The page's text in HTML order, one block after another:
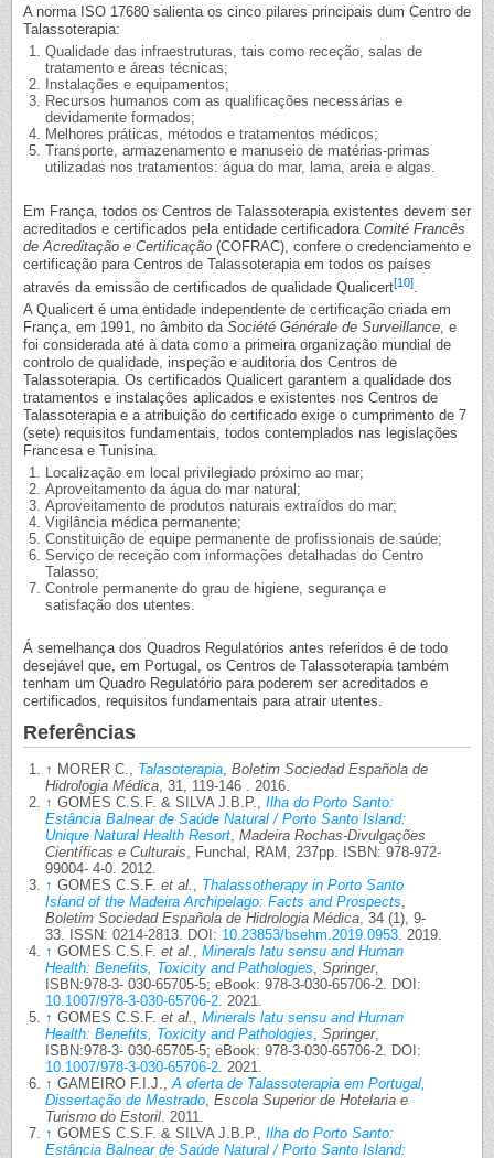
A norma ISO 17680 salienta os cinco pilares principais dum Centro de
Talassoterapia:
Qualidade das infraestruturas, tais como receção, salas de
tratamento e áreas técnicas;
Instalações e equipamentos;
Recursos humanos com as qualificações necessárias e
devidamente formados;
Melhores práticas, métodos e tratamentos médicos;
Transporte, armazenamento e manuseio de matérias-primas
utilizadas nos tratamentos: água do mar, lama, areia e algas.
Em França, todos os Centros de Talassoterapia existentes devem ser
acreditados e certificados pela entidade certificadora Comité Francês
de Acreditação e Certificação (COFRAC), confere o credenciamento e
certificação para Centros de Talassoterapia em todos os países
através da emissão de certificados de qualidade Qualicert[10]
A Qualicert é uma entidade independente de certificação criada em
França, em 1991, no âmbito da Société Générale de Surveillance , e
foi considerada até à data como a primeira organização mundial de
controlo de qualidade, inspeção e auditoria dos Centros de
Talassoterapia. Os certificados Qualicert garantem a qualidade dos
tratamentos e instalações aplicados e existentes nos Centros de
Talassoterapia e a atribuição do certificado exige o cumprimento de 7
(sete) requisitos fundamentais, todos contemplados nas legislações
Francesa e Tunisina.
Localização em local privilegiado próximo ao mar;
Aproveitamento da água do mar natural;
Aproveitamento de produtos naturais extraídos do mar;
Vigilância médica permanente;
Constituição de equipe permanente de profissionais de saúde;
Serviço de receção com informações detalhadas do Centro
Talasso;
Controle permanente do grau de higiene, segurança e
satisfação dos utentes.
Á semelhança dos Quadros Regulatórios antes referidos é de todo
desejável que, em Portugal, os Centros de Talassoterapia também
tenham um Quadro Regulatório para poderem ser acreditados e
certificados, requisitos fundamentais para atrair utentes.
Referências
↑ MORER C., Talasoterapia, Boletim Sociedad Española de
Hidrologia Médica, 31, 119-146 . 2016.
↑ GOMES C.S.F. & SILVA J.B.P., Ilha do Porto Santo:
Estância Balnear de Saúde Natural / Porto Santo Island:
Unique Natural Health Resort, Madeira Rochas-Divulgações
Científicas e Culturais, Funchal, RAM, 237pp. ISBN: 978-972-
99004- 4-0. 2012.
↑ GOMES C.S.F. et al. , Thalassotherapy in Porto Santo
Island of the Madeira Archipelago: Facts and Prospects,
Boletim Sociedad Española de Hidrologia Médica, 34 (1), 9-
33. ISSN: 0214-2813. DOI: 10.23853/bsehm.2019.0953. 2019.
↑ GOMES C.S.F. et al. , Minerals latu sensu and Human
Health: Benefits, Toxicity and Pathologies, Springer,
ISBN:978-3- 030-65705-5; eBook: 978-3-030-65706-2. DOI:
10.1007/978-3-030-65706-2. 2021.
↑ GOMES C.S.F. et al. , Minerals latu sensu and Human
Health: Benefits, Toxicity and Pathologies, Springer,
ISBN:978-3- 030-65705-5; eBook: 978-3-030-65706-2. DOI:
10.1007/978-3-030-65706-2. 2021.
↑ GAMEIRO F.I.J.,A oferta de Talassoterapia em Portugal,
Dissertação de Mestrado, Escola Superior de Hotelaria e
Turismo do Estoril. 2011.
↑ GOMES C.S.F. & SILVA J.B.P., Ilha do Porto Santo:
Estância Balnear de Saúde Natural / Porto Santo Island: